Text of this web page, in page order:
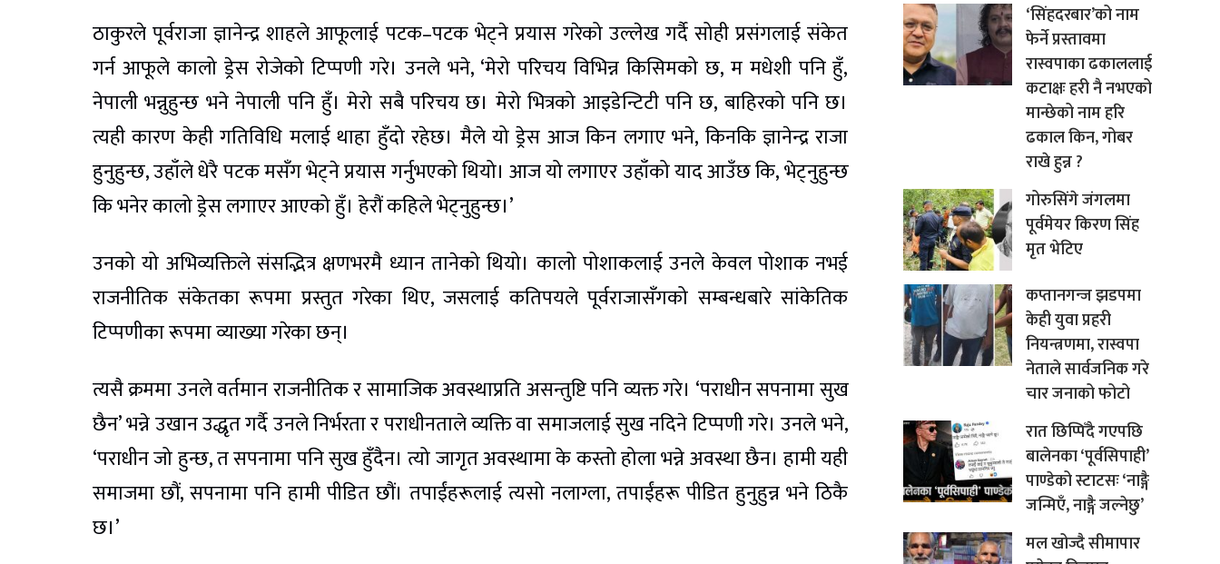
ठाकुरले पूर्वराजा ज्ञानेन्द्र शाहले आफूलाई पटक–पटक भेट्ने प्रयास गरेको उल्लेख गर्दै सोही प्रसंगलाई संकेत
गर्न आफूले कालो ड्रेस रोजेको टिप्पणी गरे। उनले भने, ‘मेरो परिचय विभिन्न किसिमको छ, म मधेशी पनि हुँ,
नेपाली भन्नुहुन्छ भने नेपाली पनि हुँ। मेरो सबै परिचय छ। मेरो भित्रको आइडेन्टिटी पनि छ, बाहिरको पनि छ।
त्यही कारण केही गतिविधि मलाई थाहा हुँदो रहेछ। मैले यो ड्रेस आज किन लगाए भने, किनकि ज्ञानेन्द्र राजा
हुनुहुन्छ, उहाँले धेरै पटक मसँग भेट्ने प्रयास गर्नुभएको थियो। आज यो लगाएर उहाँको याद आउँछ कि, भेट्नुहुन्छ
कि भनेर कालो ड्रेस लगाएर आएको हुँ। हेरौं कहिले भेट्नुहुन्छ।’
उनको यो अभिव्यक्तिले संसद्भित्र क्षणभरमै ध्यान तानेको थियो। कालो पोशाकलाई उनले केवल पोशाक नभई
राजनीतिक संकेतका रूपमा प्रस्तुत गरेका थिए, जसलाई कतिपयले पूर्वराजासँगको सम्बन्धबारे सांकेतिक
टिप्पणीका रूपमा व्याख्या गरेका छन्।
त्यसै क्रममा उनले वर्तमान राजनीतिक र सामाजिक अवस्थाप्रति असन्तुष्टि पनि व्यक्त गरे। ‘पराधीन सपनामा सुख
छैन’ भन्ने उखान उद्धृत गर्दै उनले निर्भरता र पराधीनताले व्यक्ति वा समाजलाई सुख नदिने टिप्पणी गरे। उनले भने,
‘पराधीन जो हुन्छ, त सपनामा पनि सुख हुँदैन। त्यो जागृत अवस्थामा के कस्तो होला भन्ने अवस्था छैन। हामी यही
समाजमा छौं, सपनामा पनि हामी पीडित छौं। तपाईंहरूलाई त्यसो नलाग्ला, तपाईंहरू पीडित हुनुहुन्न भने ठिकै
छ।’
‘सिंहदरबार’को नाम
फेर्ने प्रस्तावमा
रास्वपाका ढकाललाई
कटाक्षः हरी नै नभएको
मान्छेको नाम हरि
ढकाल किन, गोबर
राखे हुन्न ?
गोरुसिंगे जंगलमा
पूर्वमेयर किरण सिंह
मृत भेटिए
कप्तानगन्ज झडपमा
केही युवा प्रहरी
नियन्त्रणमा, रास्वपा
नेताले सार्वजनिक गरे
चार जनाको फोटो
रात छिप्पिँदै गएपछि
बालेनका ‘पूर्वसिपाही’
पाण्डेको स्टाटसः ‘नाङ्गै
जन्मिएँ, नाङ्गै जल्नेछु’
मल खोज्दै सीमापार